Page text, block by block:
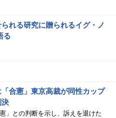
れる研究に贈られるイグ・ノ
る
合憲」東京高裁が同性カップ
」との判断を示し、訴えを退けた